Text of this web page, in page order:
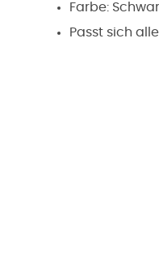
Farbe:
Passt sich